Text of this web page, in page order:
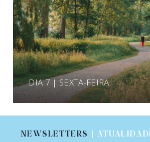
DIA 7 | SEXTA-FEIRA
NEWSLETTERS
|